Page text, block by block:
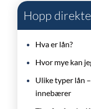
Hopp
Hva er lån?
Hvor mye kan
Ulike typer lån
innebærer